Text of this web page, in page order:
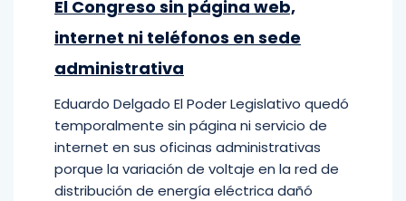
El Congreso sin página web,
internet ni teléfonos en sede
administrativa
Eduardo Delgado El Poder Legislativo quedó
temporalmente sin página ni servicio de
internet en sus oficinas administrativas
porque la variación de voltaje en la red de
distribución de energía eléctrica dañó